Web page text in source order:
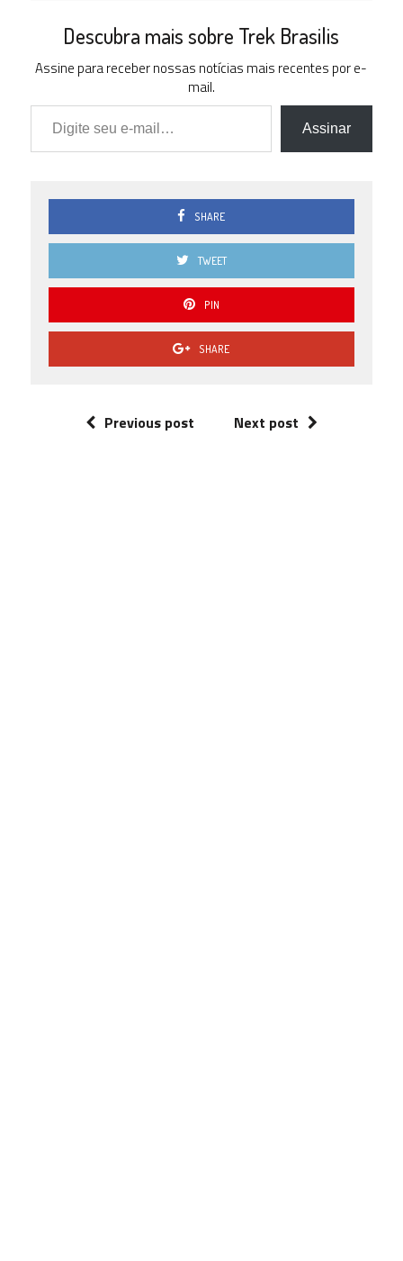
Descubra mais sobre Trek Brasilis
Assine para receber nossas notícias mais recentes por e-
mail.
Digite seu e-mail…
Assinar
SHARE
TWEET
PIN
SHARE
Previous post Next post